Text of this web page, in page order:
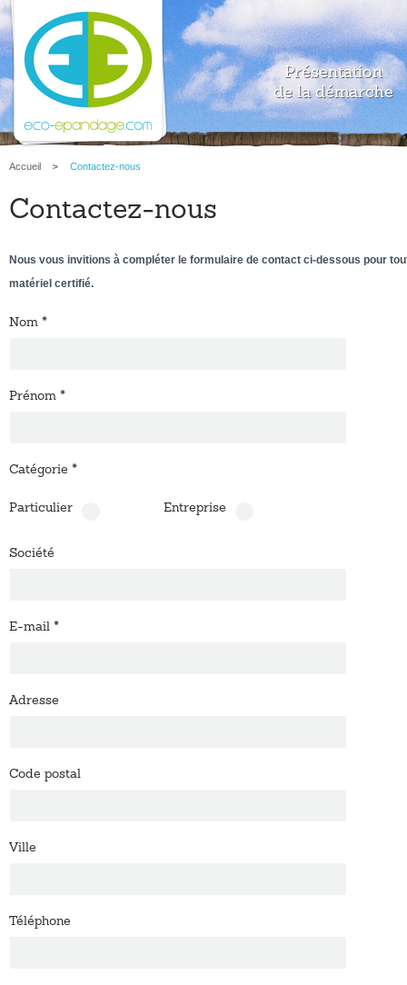
Présentation
de la démarche
Accueil Contactez-nous
Contactez-nous
Nous vous invitions à compléter le formulaire de contact ci-dessous pour
matériel certifié.
Nom *
Prénom *
Catégorie *
Particulier Entreprise
Société
E-mail *
Adresse
Code postal
Ville
Téléphone